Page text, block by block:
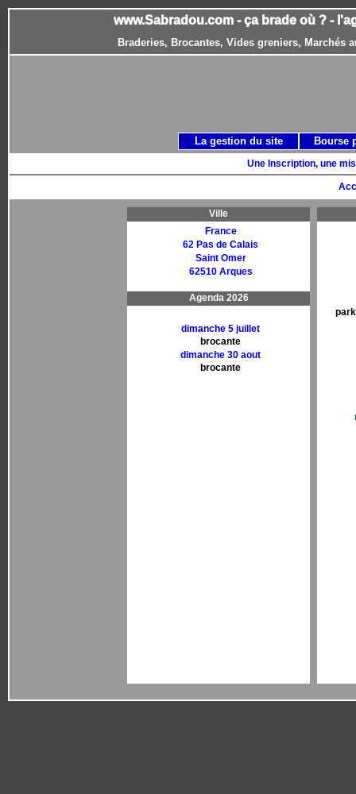
www.Sabradou.com - ça brade où ? -
Braderies, Brocantes, Vides greniers, Marchés
Une Inscription, une
Ville
France
62 Pas de Calais
Saint Omer
62510 Arques
Agenda 2026
dimanche 5 juillet
brocante
dimanche 30 aout
brocante
La gestion du site Bourse